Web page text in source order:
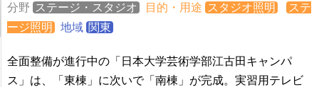
分野 ステージ・スタジオ 目的・用途 スタジオ照明
ステ
ージ照明
地域 関東
全面整備が進行中の「日本大学芸術学部江古田キャンパ
ス」は、「東棟」に次いで「南棟」が完成。実習用テレビ